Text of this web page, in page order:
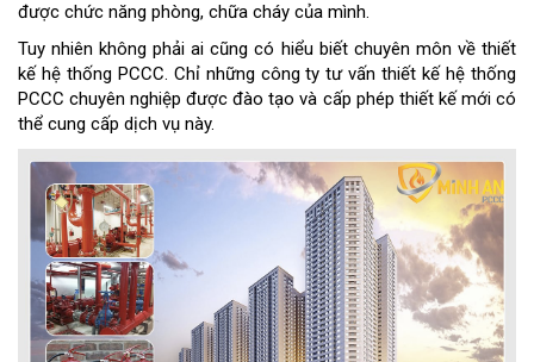
được chức năng phòng, chữa cháy của mình.
Tuy nhiên không phải ai cũng có hiểu biết chuyên môn về thiết
kế hệ thống PCCC. Chỉ những công ty tư vấn thiết kế hệ thống
PCCC chuyên nghiệp được đào tạo và cấp phép thiết kế mới có
thể cung cấp dịch vụ này.